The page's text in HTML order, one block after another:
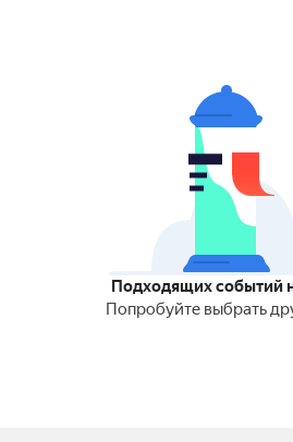
Подходящих событий
Попробуйте выбрать